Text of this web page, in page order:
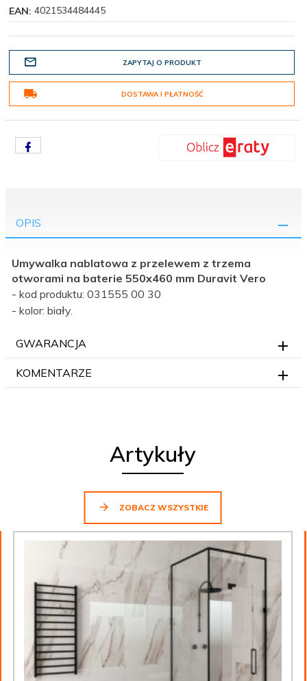
EAN: 4021534484445
ZAPYTAJ O PRODUKT
DOSTAWA I PŁATNOŚĆ
OPIS
Umywalka nablatowa z przelewem z trzema
otworami na baterie 550x460 mm Duravit Vero
- kod produktu: 031555 00 30
- kolor: biały.
GWARANCJA
KOMENTARZE
Artykuły
ZOBACZ WSZYSTKIE